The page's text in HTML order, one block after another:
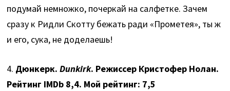
подумай немножко, почеркай на салфетке. Зачем
сразу к Ридли Скотту бежать ради «Прометея», ты ж
и его, сука, не доделаешь!
4. Дюнкерк.Dunkirk. Режиссер Кристофер Нолан.
Рейтинг IMDb 8,4. Мой рейтинг: 7,5